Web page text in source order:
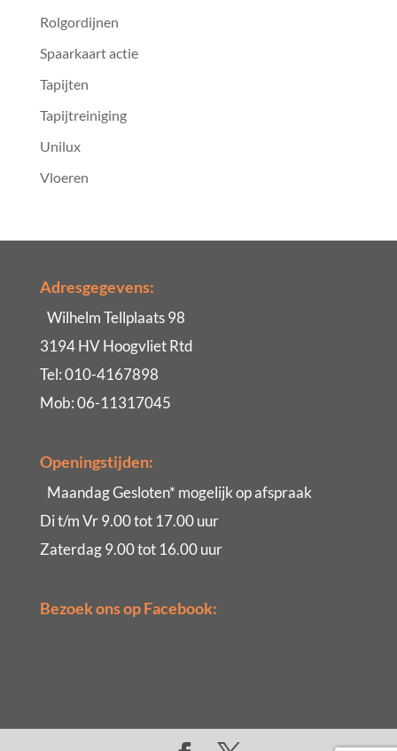
Rolgordijnen
Spaarkaart actie
Tapijten
Tapijtreiniging
Unilux
Vloeren
Adresgegevens:
Wilhelm Tellplaats 98
3194 HV Hoogvliet Rtd
Tel: 010-4167898
Mob: 06-11317045
Openingstijden:
Maandag Gesloten* mogelijk op afspraak
Di t/m Vr 9.00 tot 17.00 uur
Zaterdag 9.00 tot 16.00 uur
Bezoek ons op Facebook: